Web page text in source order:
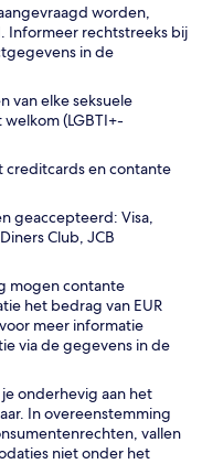
worden,
Informeer rechtstreeks bij
in de
van elke seksuele
(LGBTI+-
creditcards en contante
geaccepteerd: Visa,
Club, JCB
mogen contante
het bedrag van EUR
meer informatie
via de gegevens in de
onderhevig aan het
In overeenstemming
vallen
niet onder het